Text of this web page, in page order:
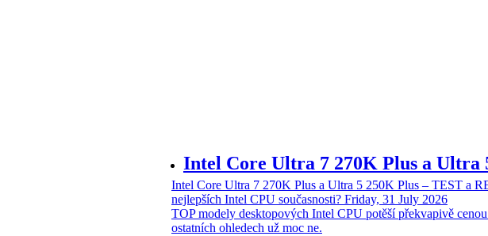
Intel Core Ultra 7 270K Plus a Ultra
Intel Core Ultra 7 270K Plus a Ultra 5 250K Plus – TEST a
nejlepších Intel CPU současnosti? Friday, 31 July 2026
TOP modely desktopových Intel CPU potěší překvapivě
ostatních ohledech už moc ne.